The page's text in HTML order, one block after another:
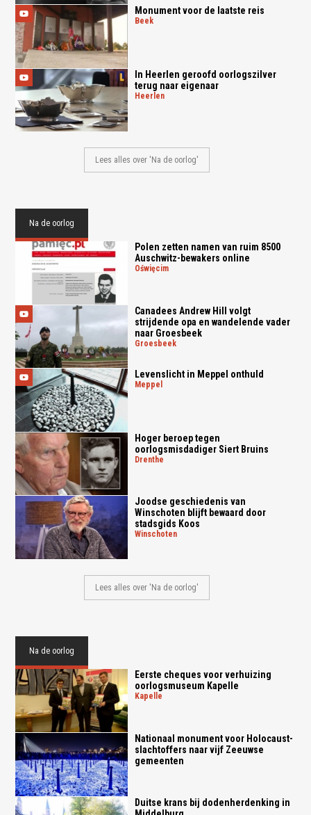
Monument voor de laatste reis
beek
In Heerlen geroofd oorlogszilver
terug naar eigenaar
heerlen
Lees alles over 'Na de oorlog'
Na de oorlog
Polen zetten namen van ruim 8500
Auschwitz-bewakers online
oświęcim
Canadees Andrew Hill volgt
strijdende opa en wandelende vader
naar Groesbeek
groesbeek
Levenslicht in Meppel onthuld
meppel
Hoger beroep tegen
oorlogsmisdadiger Siert Bruins
drenthe
Joodse geschiedenis van
Winschoten blijft bewaard door
stadsgids Koos
winschoten
Lees alles over 'Na de oorlog'
Na de oorlog
Eerste cheques voor verhuizing
oorlogsmuseum Kapelle
kapelle
Nationaal monument voor Holocaust-
slachtoffers naar vijf Zeeuwse
gemeenten
Duitse krans bij dodenherdenking in